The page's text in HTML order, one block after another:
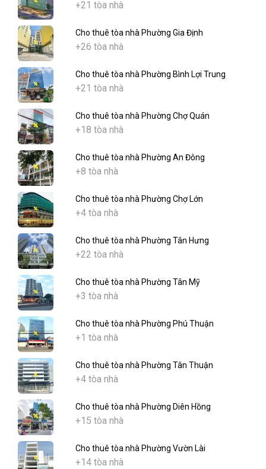
+21 tòa nhà
Cho thuê tòa nhà Phường Gia Định
+26 tòa nhà
Cho thuê tòa nhà Phường Bình Lợi Trung
+21 tòa nhà
Cho thuê tòa nhà Phường Chợ Quán
+18 tòa nhà
Cho thuê tòa nhà Phường An Đông
+8 tòa nhà
Cho thuê tòa nhà Phường Chợ Lớn
+4 tòa nhà
Cho thuê tòa nhà Phường Tân Hưng
+22 tòa nhà
Cho thuê tòa nhà Phường Tân Mỹ
+3 tòa nhà
Cho thuê tòa nhà Phường Phú Thuận
+1 tòa nhà
Cho thuê tòa nhà Phường Tân Thuận
+4 tòa nhà
Cho thuê tòa nhà Phường Diên Hồng
+15 tòa nhà
Cho thuê tòa nhà Phường Vườn Lài
+14 tòa nhà